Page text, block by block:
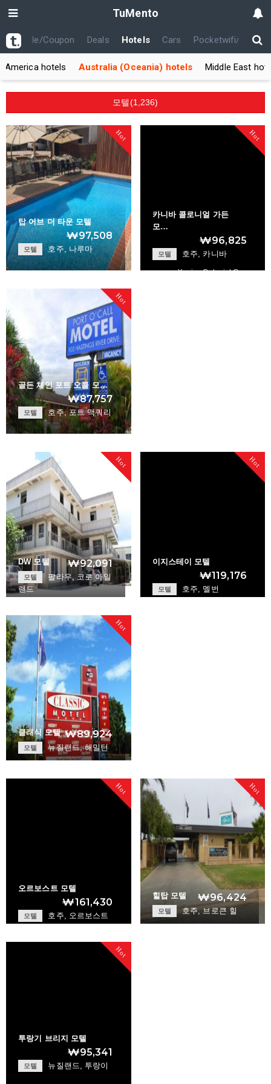
TuMento
Code/Coupon Deals Hotels Cars Pocketwifi/USIM
America hotels Australia (Oceania) hotels Middle East
모텔(1,236)
Hot
탑 어브 더 타운 모텔
₩97,508
모텔 호주, 나루마
Top Of The Town M…
+
Hot
카니바 콜로니얼 가든
모…
₩96,825
모텔 호주, 카니바
Kaniva Colonial G…
Hot
골든 체인 포트 오콜 모…
₩87,757
모텔 호주, 포트 맥쿼리
Golden Chain Port…
+ Hot
DW 모텔 ₩92,091
모텔
팔라우, 코로 아일
랜드
+
Hot
이지스테이 모텔
₩119,176
모텔 호주, 멜번
Hot
클래식 모텔 ₩89,924
모텔 뉴질랜드, 해밀턴
Hot
오르보스트 모텔
₩161,430
모텔 호주, 오르보스트
+
Hot
힐탑 모텔 ₩96,424
모텔 호주, 브로큰 힐
Hot
투랑기 브리지 모텔
₩95,341
모텔 뉴질랜드, 투랑이